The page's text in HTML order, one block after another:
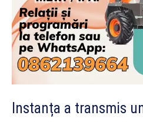
Instanța a transmis